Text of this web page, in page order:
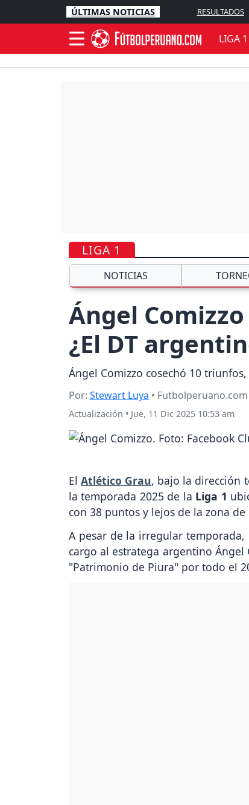
ÚLTIMAS NOTICIAS RESULTADOS
LIGA 1
LIGA 1
NOTICIAS
Ángel
¿El DT
Ángel Comizzo cosechó 10
Por: Stewart Luya • Futbolperuano.com
Actualización • Jue, 11 Dic 2025 10:53 am
ElAtlético Grau, bajo la dirección
la temporada 2025 de la Liga 1
con 38 puntos y lejos de la zona
A pesar de la irregular
cargo al estratega argentino
"Patrimonio de Piura" por todo el